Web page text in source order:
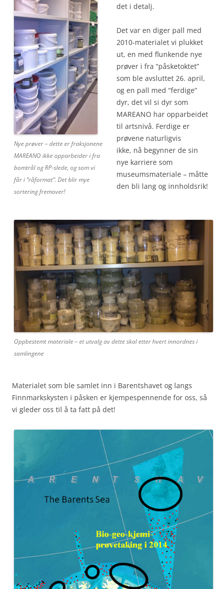
Nye prøver – dette er fraksjonene
MAREANO ikke opparbeider i fra
bomtrål og RP-slede, og som vi
får i “råformat”. Det blir mye
sortering fremover!
det i detalj.
Det var en diger pall med
2010-materialet vi plukket
ut, en med flunkende nye
prøver i fra “påsketoktet”
som ble avsluttet 26. april,
og en pall med “ferdige”
dyr, det vil si dyr som
MAREANO har opparbeidet
til artsnivå. Ferdige er
prøvene naturligvis
ikke, nå begynner de sin
nye karriere som
museumsmateriale – måtte
den bli lang og innholdsrik!
Oppbestemt materiale – et utvalg av dette skal etter hvert innordnes i
samlingene
Materialet som ble samlet inn i Barentshavet og langs
Finnmarkskysten i påsken er kjempespennende for oss, så
vi gleder oss til å ta fatt på det!